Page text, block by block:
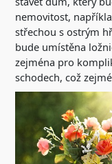
nemovitost,
střechou s ostrým
bude umístěna
zejména pro
schodech, což